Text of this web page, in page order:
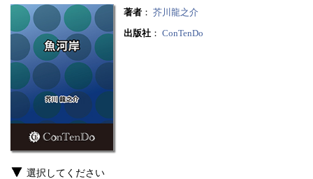
著者 ： 芥川龍之介
出版社 ： ConTenDo
選択してください